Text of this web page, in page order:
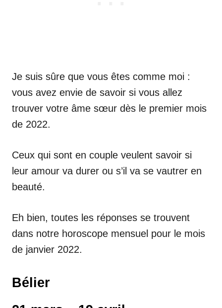
Je suis sûre que vous êtes comme moi :
vous avez envie de savoir si vous allez
trouver votre âme sœur dès le premier mois
de 2022.
Ceux qui sont en couple veulent savoir si
leur amour va durer ou s’il va se vautrer en
beauté.
Eh bien, toutes les réponses se trouvent
dans notre horoscope mensuel pour le mois
de janvier 2022.
Bélier